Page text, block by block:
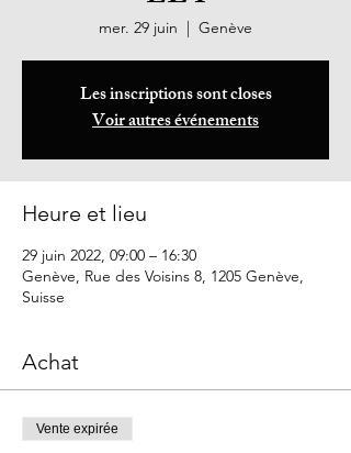
mer. 29 juin
  |
Genève
Les inscriptions sont closes
Voir autres événements
Heure et lieu
29 juin 2022, 09:00 – 16:30
Genève, Rue des Voisins 8, 1205 Genève,
Suisse
Achat
Vente expirée